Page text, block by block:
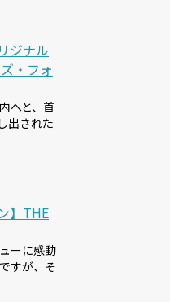
ジナル
・フォ
へと、首
出された
】THE
ーに感動
すが、そ